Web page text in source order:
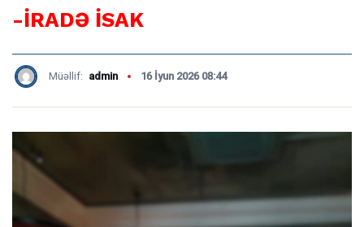
-İRADƏ İSAK
Müəllif: admin 16 İyun 2026 08:44